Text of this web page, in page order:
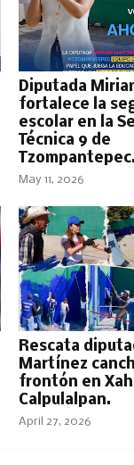
Diputada
fortalece la
escolar en la
Técnica 9 de
Tzompantepec.
May 11, 2026
Rescata
Martínez
frontón en
Calpulalpan.
April 27, 2026